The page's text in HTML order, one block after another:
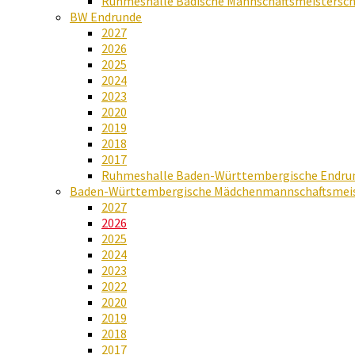
BW Endrunde
2027
2026
2025
2024
2023
2020
2019
2018
2017
Ruhmeshalle Baden-Württembergische
Baden-Württembergische
2027
2026
2025
2024
2023
2022
2020
2019
2018
2017